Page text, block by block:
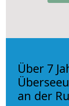
Über 7
an der